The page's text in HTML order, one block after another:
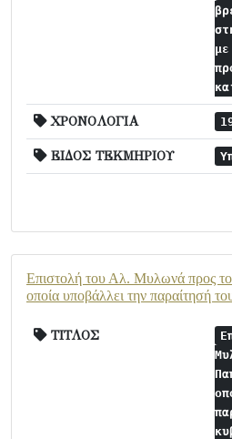
ΧΡΟΝΟΛΟΓΙΑ
ΕΙΔΟΣ ΤΕΚΜΗΡΙΟΥ
Επιστολή του Αλ. Μυλωνά προς
οποία υποβάλλει την παραίτησή
ΤΙΤΛΟΣ